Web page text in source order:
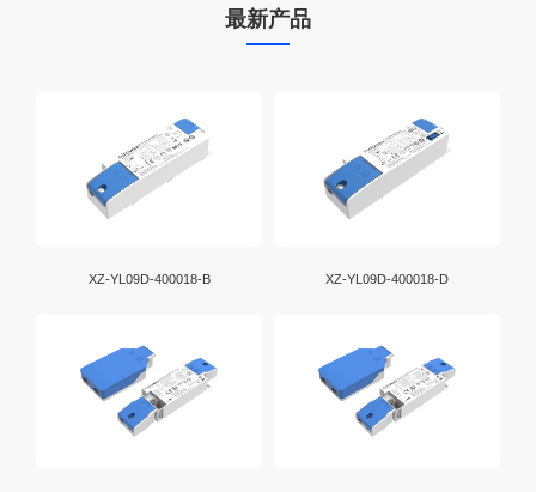
IEEE802.11标准建立的WLAN技术。 它是目前全球
WLAN的标杆。
D4i LED 驱动器能够以标准化格式存储和报告各种灯
具、能源和诊断数据。
最新产品
XZ-YL09D-400018-B XZ-YL09D-400018-D